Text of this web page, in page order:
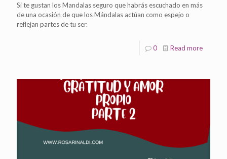
Si te gustan los Mandalas seguro que habrás escuchado en más
de una ocasión de que los Mándalas actúan como espejo o
reflejan partes de tu ser.
0 Read more